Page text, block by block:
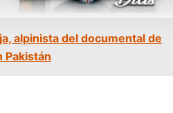
alpinista del documental de
Pakistán